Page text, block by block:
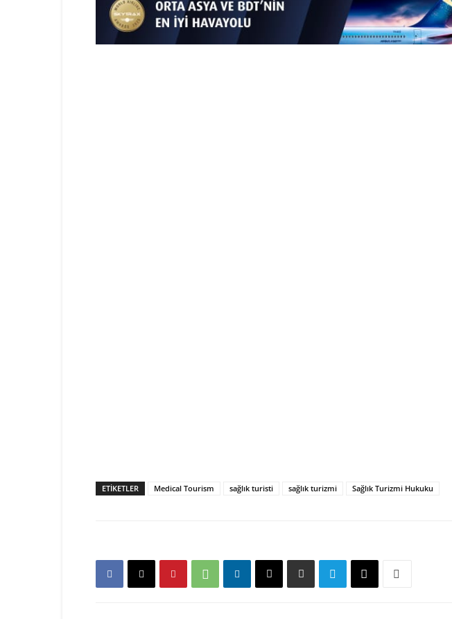
ETIKETLER Medical Tourism sağlık turisti sağlık turizmi Sağlık Turizmi Hukuku